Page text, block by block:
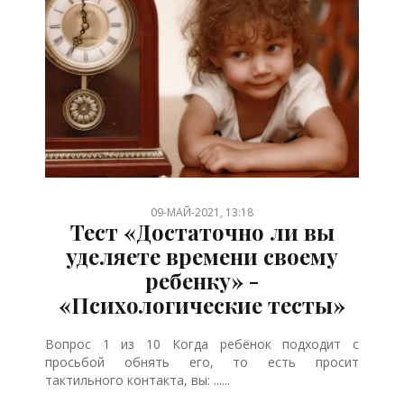
/
09-МАЙ-2021, 13:18
Тест «Достаточно ли вы
уделяете времени своему
ребенку» -
«Психологические тесты»
Вопрос 1 из 10 Когда ребёнок подходит с
просьбой обнять его, то есть просит
тактильного контакта, вы: ......